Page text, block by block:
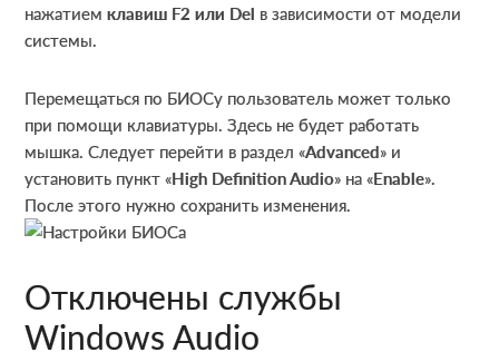
нажатиемклавиш F2 или Del в зависимости от модели
системы.
Перемещаться по БИОСу пользователь может только
при помощи клавиатуры. Здесь не будет работать
мышка. Следует перейти в раздел «Advanced» и
установить пункт «High Definition Audio» на «Enable».
После этого нужно сохранить изменения.
Отключены службы
Windows Audio